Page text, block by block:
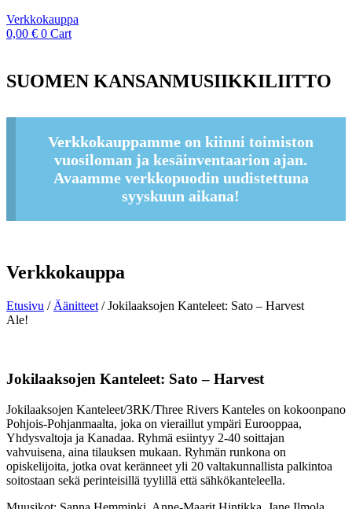
Verkkokauppa
0,00 € 0 Cart
SUOMEN KANSANMUSIIKKILIITTO
Verkkokauppamme on kiinni toimiston
vuosiloman ja kesäinventaarion ajan.
Avaamme verkkopuodin uudistettuna
syyskuun aikana!
Verkkokauppa
Etusivu / Äänitteet / Jokilaaksojen Kanteleet: Sato – Harvest
Ale!
Jokilaaksojen Kanteleet: Sato – Harvest
Jokilaaksojen Kanteleet/3RK/Three Rivers Kanteles on kokoonpano
Pohjois-Pohjanmaalta, joka on vieraillut ympäri Eurooppaa,
Yhdysvaltoja ja Kanadaa. Ryhmä esiintyy 2-40 soittajan
vahvuisena, aina tilauksen mukaan. Ryhmän runkona on
opiskelijoita, jotka ovat keränneet yli 20 valtakunnallista palkintoa
soitostaan sekä perinteisillä tyylillä että sähkökanteleella.